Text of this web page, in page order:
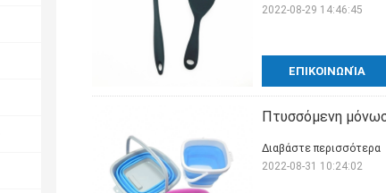
ΕΠΙΚΟΙΝΩΝΊΑ
2022-08-29 14:46:45
Πτυσσόμενη
Διαβάστε περισσότερα
2022-08-31 10:24:02